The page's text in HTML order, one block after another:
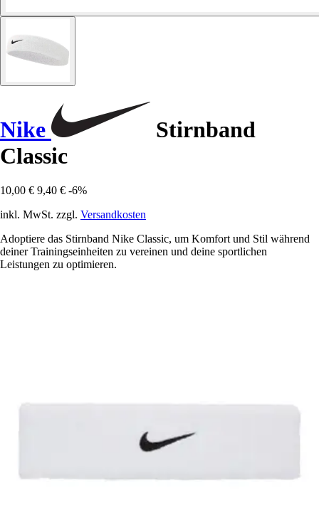
Nike
Stirnband
Classic
10,00 € 9,40 € -6%
inkl. MwSt. zzgl. Versandkosten
Adoptiere das Stirnband Nike Classic, um Komfort und Stil während
deiner Trainingseinheiten zu vereinen und deine sportlichen
Leistungen zu optimieren.